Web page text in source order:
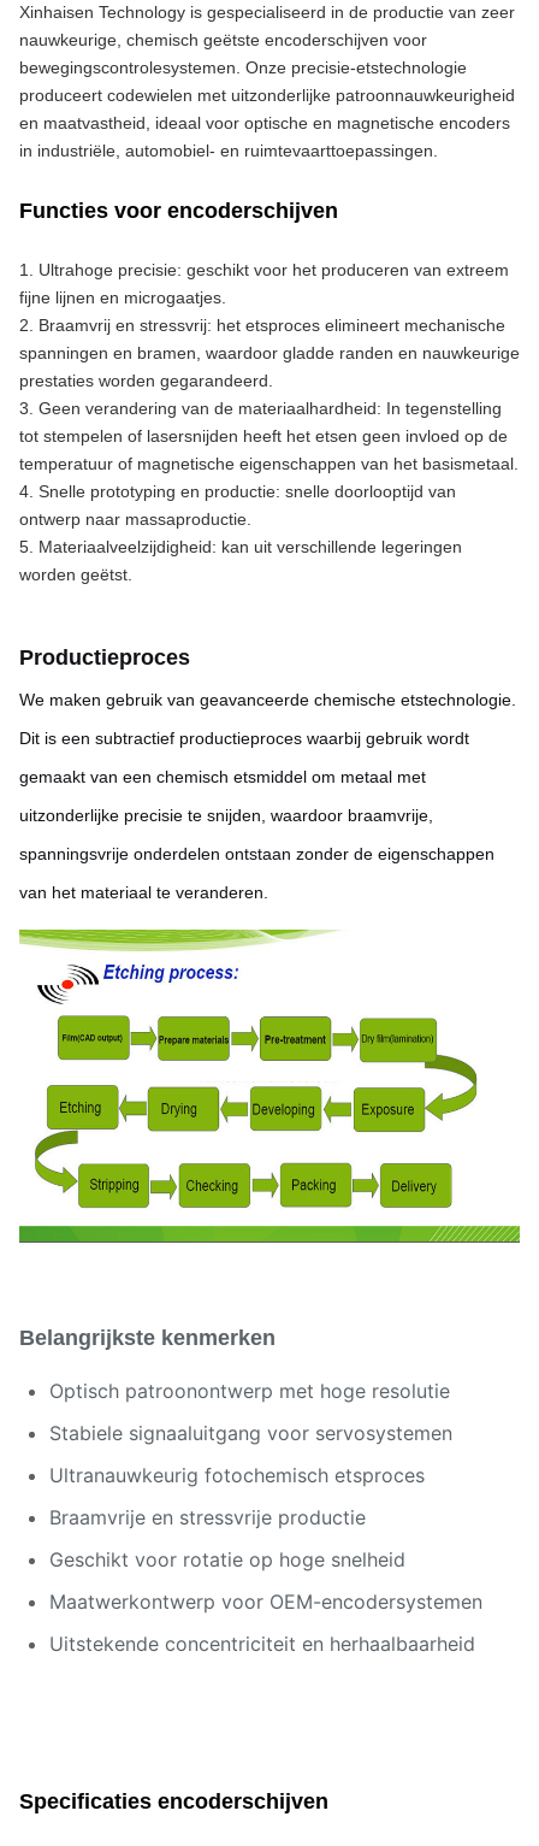
Xinhaisen Technology is gespecialiseerd in de productie van zeer
nauwkeurige, chemisch geëtste encoderschijven voor
bewegingscontrolesystemen. Onze precisie-etstechnologie
produceert codewielen met uitzonderlijke patroonnauwkeurigheid
en maatvastheid, ideaal voor optische en magnetische encoders
in industriële, automobiel- en ruimtevaarttoepassingen.
Functies voor encoderschijven
1. Ultrahoge precisie: geschikt voor het produceren van extreem
fijne lijnen en microgaatjes.
2. Braamvrij en stressvrij: het etsproces elimineert mechanische
spanningen en bramen, waardoor gladde randen en nauwkeurige
prestaties worden gegarandeerd.
3. Geen verandering van de materiaalhardheid: In tegenstelling
tot stempelen of lasersnijden heeft het etsen geen invloed op de
temperatuur of magnetische eigenschappen van het basismetaal.
4. Snelle prototyping en productie: snelle doorlooptijd van
ontwerp naar massaproductie.
5. Materiaalveelzijdigheid: kan uit verschillende legeringen
worden geëtst.
Productieproces
We maken gebruik van geavanceerde chemische etstechnologie.
Dit is een subtractief productieproces waarbij gebruik wordt
gemaakt van een chemisch etsmiddel om metaal met
uitzonderlijke precisie te snijden, waardoor braamvrije,
spanningsvrije onderdelen ontstaan ​​zonder de eigenschappen
van het materiaal te veranderen.
Belangrijkste kenmerken
Optisch patroonontwerp met hoge resolutie
Stabiele signaaluitgang voor servosystemen
Ultranauwkeurig fotochemisch etsproces
Braamvrije en stressvrije productie
Geschikt voor rotatie op hoge snelheid
Maatwerkontwerp voor OEM-encodersystemen
Uitstekende concentriciteit en herhaalbaarheid
Specificaties encoderschijven